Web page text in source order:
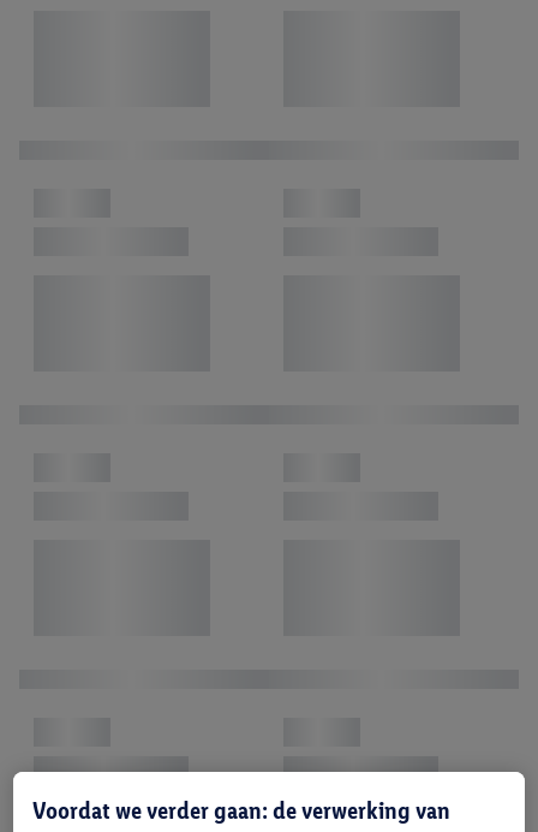
Voordat we verder gaan: de verwerking van